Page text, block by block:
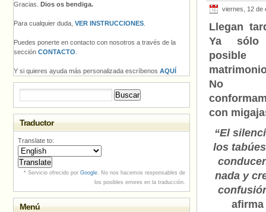
viernes, 12 de
Llegan
Ya
No
con
“El
los
nada y
afirma
Gracias. Dios os bendiga.
Para cualquier duda, VER INSTRUCCIONES
Puedes ponerte en contacto con nosotros a través de la
sección CONTACTO
Y si quieres ayuda más personalizada escríbenos AQUÍ
Traductor
Translate to:
* Servicio ofrecido por Google. No nos hacemos responsables de
los posibles errores en la traducción.
Menú